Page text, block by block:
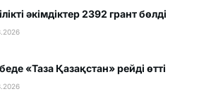
әкімдіктер 2392 грант бөлді
«Таза Қазақстан» рейді өтті